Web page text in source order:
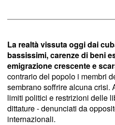
La realtà vissuta oggi dai
bassissimi, carenze di beni
emigrazione crescente e
contrario del popolo i membri
sembrano soffrire alcuna crisi.
limiti politici e restrizioni delle
dittature - denunciati da
internazionali.